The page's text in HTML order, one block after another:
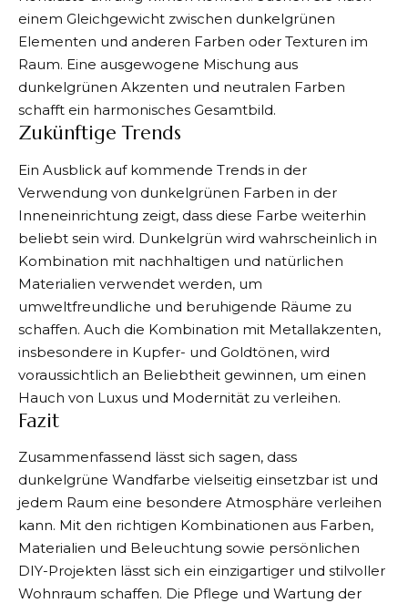
einem Gleichgewicht zwischen dunkelgrünen
Elementen und anderen Farben oder Texturen im
Raum. Eine ausgewogene Mischung aus
dunkelgrünen Akzenten und neutralen Farben
schafft ein harmonisches Gesamtbild.
Zukünftige Trends
Ein Ausblick auf kommende Trends in der
Verwendung von dunkelgrünen Farben in der
Inneneinrichtung zeigt, dass diese Farbe weiterhin
beliebt sein wird. Dunkelgrün wird wahrscheinlich in
Kombination mit nachhaltigen und natürlichen
Materialien verwendet werden, um
umweltfreundliche und beruhigende Räume zu
schaffen. Auch die Kombination mit Metallakzenten,
insbesondere in Kupfer- und Goldtönen, wird
voraussichtlich an Beliebtheit gewinnen, um einen
Hauch von Luxus und Modernität zu verleihen.
Fazit
Zusammenfassend lässt sich sagen, dass
dunkelgrüne Wandfarbe vielseitig einsetzbar ist und
jedem Raum eine besondere Atmosphäre verleihen
kann. Mit den richtigen Kombinationen aus Farben,
Materialien und Beleuchtung sowie persönlichen
DIY-Projekten lässt sich ein einzigartiger und stilvoller
Wohnraum schaffen. Die Pflege und Wartung der